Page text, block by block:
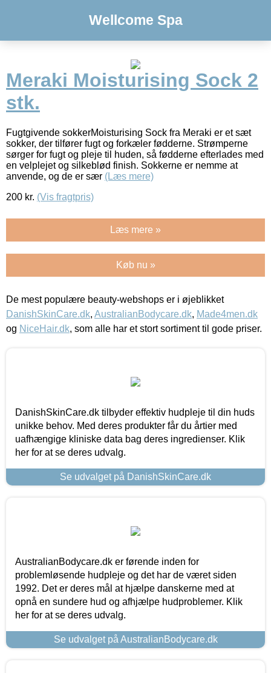
Wellcome Spa
Meraki Moisturising Sock 2
stk.
Fugtgivende sokkerMoisturising Sock fra Meraki er et sæt
sokker, der tilfører fugt og forkæler fødderne. Strømperne
sørger for fugt og pleje til huden, så fødderne efterlades med
en velplejet og silkeblød finish. Sokkerne er nemme at
anvende, og de er sær (Læs mere)
200 kr. (Vis fragtpris)
Læs mere »
Køb nu »
De mest populære beauty-webshops er i øjeblikket
DanishSkinCare.dk, AustralianBodycare.dk, Made4men.dk
og NiceHair.dk, som alle har et stort sortiment til gode priser.
DanishSkinCare.dk tilbyder effektiv hudpleje til din huds
unikke behov. Med deres produkter får du årtier med
uafhængige kliniske data bag deres ingredienser. Klik
her for at se deres udvalg.
Se udvalget på DanishSkinCare.dk
AustralianBodycare.dk er førende inden for
problemløsende hudpleje og det har de været siden
1992. Det er deres mål at hjælpe danskerne med at
opnå en sundere hud og afhjælpe hudproblemer. Klik
her for at se deres udvalg.
Se udvalget på AustralianBodycare.dk